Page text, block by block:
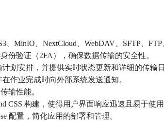
MinIO、NextCloud、WebDAV、SFTP、FTP
验证（2FA），确保数据传输的安全性。
划安排，并提供实时状态更新和详细的传输日
作业完成时向外部系统发送通知。
输性能。
构建，使得用户界面响应迅速且易于使用
配置，简化应用的部署和管理。